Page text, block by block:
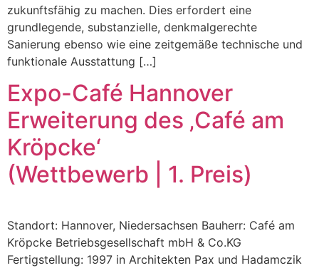
zukunftsfähig zu machen. Dies erfordert eine
grundlegende, substanzielle, denkmalgerechte
Sanierung ebenso wie eine zeitgemäße technische und
funktionale Ausstattung […]
Expo-Café Hannover
Erweiterung des ‚Café am
Kröpcke‘
(Wettbewerb | 1. Preis)
Standort: Hannover, Niedersachsen Bauherr: Café am
Kröpcke Betriebsgesellschaft mbH & Co.KG
Fertigstellung: 1997 in Architekten Pax und Hadamczik